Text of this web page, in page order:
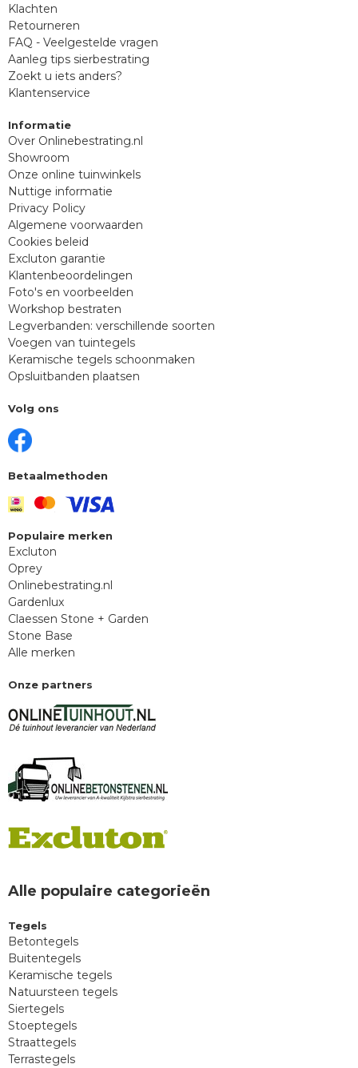
Klachten
Retourneren
FAQ - Veelgestelde vragen
Aanleg tips sierbestrating
Zoekt u iets anders?
Klantenservice
Informatie
Over Onlinebestrating.nl
Showroom
Onze online tuinwinkels
Nuttige informatie
Privacy Policy
Algemene voorwaarden
Cookies beleid
Excluton garantie
Klantenbeoordelingen
Foto's en voorbeelden
Workshop bestraten
Legverbanden: verschillende soorten
Voegen van tuintegels
Keramische tegels schoonmaken
Opsluitbanden plaatsen
Volg ons
Betaalmethoden
Populaire merken
Excluton
Oprey
Onlinebestrating.nl
Gardenlux
Claessen Stone + Garden
Stone Base
Alle merken
Onze partners
Alle populaire categorieën
Tegels
Betontegels
Buitentegels
Keramische tegels
Natuursteen tegels
Siertegels
Stoeptegels
Straattegels
Terrastegels